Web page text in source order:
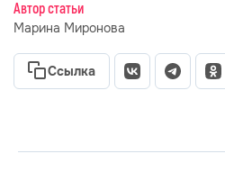
Автор статьи
Марина Миронова
Ссылка